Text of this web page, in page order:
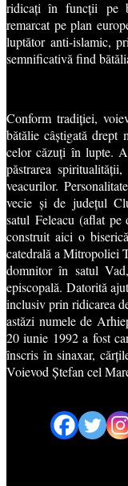
ridicați în funcții pe
remarcat pe plan
luptător anti-islamic,
semnificativă find
Conform tradiției,
bătălie câștigată drept
celor căzuți în lupte.
păstrarea
veacurilor.
vecie și de județul
satul Feleacu (aflat pe
construit aici o
catedrală a Mitropoliei
domnitor în satul
episcopală. Datorită
inclusiv prin ridicarea
astăzi numele de
20 iunie 1992 a fost
înscris în sinaxar,
Voievod Ștefan cel